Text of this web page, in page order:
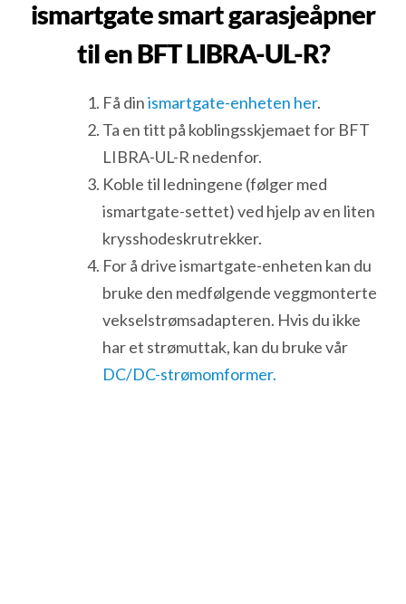
ismartgate smart garasjeåpner
til en BFT LIBRA-UL-R?
Få dinismartgate-enheten her.
Ta en titt på koblingsskjemaet for BFT
LIBRA-UL-R nedenfor.
Koble til ledningene (følger med
ismartgate-settet) ved hjelp av en liten
krysshodeskrutrekker.
For å drive ismartgate-enheten kan du
bruke den medfølgende veggmonterte
vekselstrømsadapteren. Hvis du ikke
har et strømuttak, kan du bruke vår
DC/DC-strømomformer.